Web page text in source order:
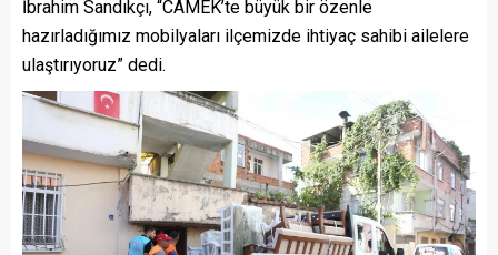
İbrahim Sandıkçı, “CAMEK’te büyük bir özenle
hazırladığımız mobilyaları ilçemizde ihtiyaç sahibi ailelere
ulaştırıyoruz” dedi.